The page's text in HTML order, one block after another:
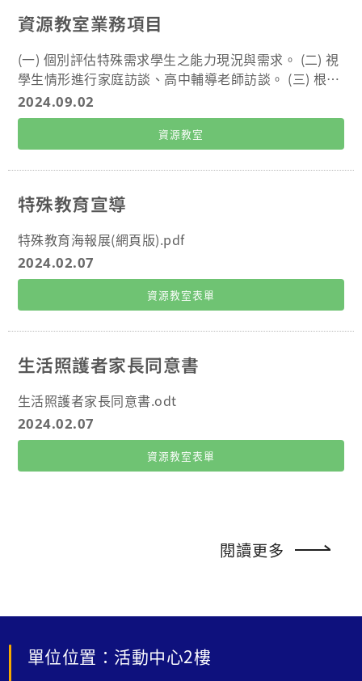
資源教室業務項目
(一) 個別評估特殊需求學生之能力現況與需求。 (二) 視
學生情形進行家庭訪談、高中輔導老師訪談。 (三) 根據
上述結果，由學生本人、系所主任、系輔導老師、導
師、輔導員及相關人員組成之專業團隊召開個別化會
議，提供相關支持服務，以利學生克服障礙，順利學
習。
2024.09.02
資源教室
特殊教育宣導
特殊教育海報展(網頁版).pdf
2024.02.07
資源教室表單
生活照護者家長同意書
生活照護者家長同意書.odt
2024.02.07
資源教室表單
閱讀更多
單位位置：活動中心2樓